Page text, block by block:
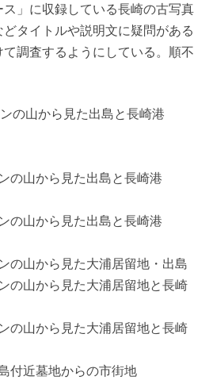
」に収録している長崎の古写真
タイトルや説明文に疑問がある
調査するようにしている。順不
山から見た出島と長崎港
山から見た出島と長崎港
山から見た出島と長崎港
山から見た大浦居留地・出島
山から見た大浦居留地と長崎
山から見た大浦居留地と長崎
付近墓地からの市街地